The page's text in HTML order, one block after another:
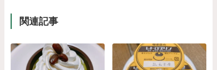
関連記事